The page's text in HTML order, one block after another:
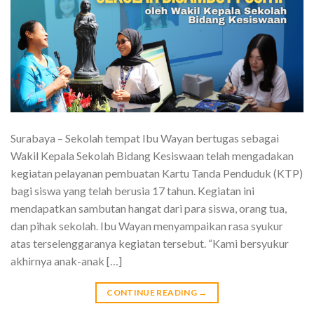
Surabaya – Sekolah tempat Ibu Wayan bertugas sebagai
Wakil Kepala Sekolah Bidang Kesiswaan telah mengadakan
kegiatan pelayanan pembuatan Kartu Tanda Penduduk (KTP)
bagi siswa yang telah berusia 17 tahun. Kegiatan ini
mendapatkan sambutan hangat dari para siswa, orang tua,
dan pihak sekolah. Ibu Wayan menyampaikan rasa syukur
atas terselenggaranya kegiatan tersebut. “Kami bersyukur
akhirnya anak-anak […]
CONTINUE READING →